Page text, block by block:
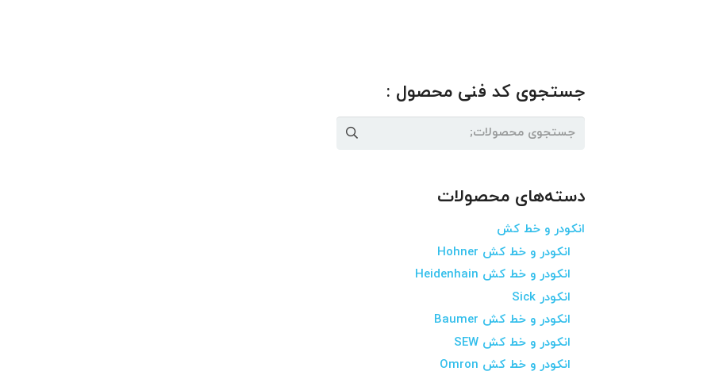
جستجوی کد فنی محصول :
جستجو
برای:
دسته‌های محصولات
انکودر و خط کش
انکودر و خط کش Hohner
انکودر و خط کش Heidenhain
انکودر Sick
انکودر و خط کش Baumer
انکودر و خط کش SEW
انکودر و خط کش Omron